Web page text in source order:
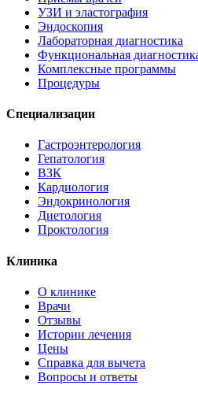
УЗИ и эластография
Эндоскопия
Лабораторная диагностика
Функциональная
Комплексные программы
Процедуры
Специализации
Гастроэнтерология
Гепатология
ВЗК
Кардиология
Эндокринология
Диетология
Проктология
Клиника
О клинике
Врачи
Отзывы
Истории лечения
Цены
Справка для вычета
Вопросы и ответы